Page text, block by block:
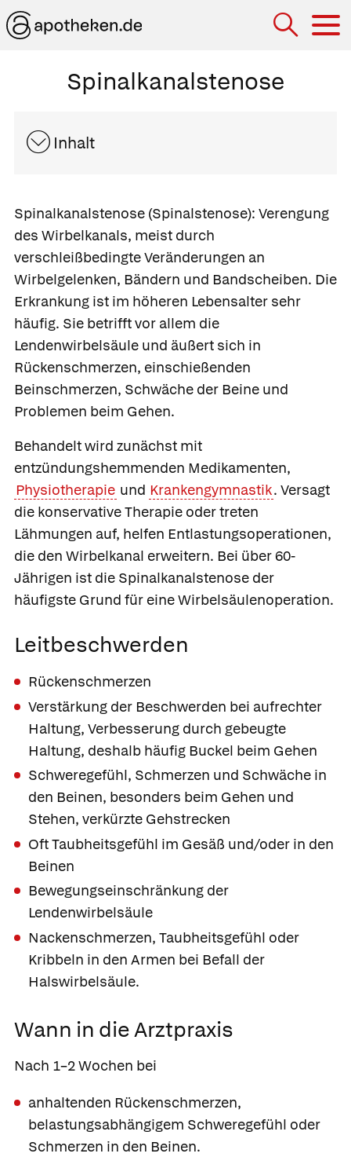
Spinalkanalstenose
Inhalt
Spinalkanalstenose (Spinalstenose): Verengung
des Wirbelkanals, meist durch
verschleißbedingte Veränderungen an
Wirbelgelenken, Bändern und Bandscheiben. Die
Erkrankung ist im höheren Lebensalter sehr
häufig. Sie betrifft vor allem die
Lendenwirbelsäule und äußert sich in
Rückenschmerzen, einschießenden
Beinschmerzen, Schwäche der Beine und
Problemen beim Gehen.
Behandelt wird zunächst mit
entzündungshemmenden Medikamenten,
Physiotherapie und Krankengymnastik. Versagt
die konservative Therapie oder treten
Lähmungen auf, helfen Entlastungsoperationen,
die den Wirbelkanal erweitern. Bei über 60-
Jährigen ist die Spinalkanalstenose der
häufigste Grund für eine Wirbelsäulenoperation.
Leitbeschwerden
Rückenschmerzen
Verstärkung der Beschwerden bei aufrechter
Haltung, Verbesserung durch gebeugte
Haltung, deshalb häufig Buckel beim Gehen
Schweregefühl, Schmerzen und Schwäche in
den Beinen, besonders beim Gehen und
Stehen, verkürzte Gehstrecken
Oft Taubheitsgefühl im Gesäß und/oder in den
Beinen
Bewegungseinschränkung der
Lendenwirbelsäule
Nackenschmerzen, Taubheitsgefühl oder
Kribbeln in den Armen bei Befall der
Halswirbelsäule.
Wann in die Arztpraxis
Nach 1–2 Wochen bei
anhaltenden Rückenschmerzen,
belastungsabhängigem Schweregefühl oder
Schmerzen in den Beinen.